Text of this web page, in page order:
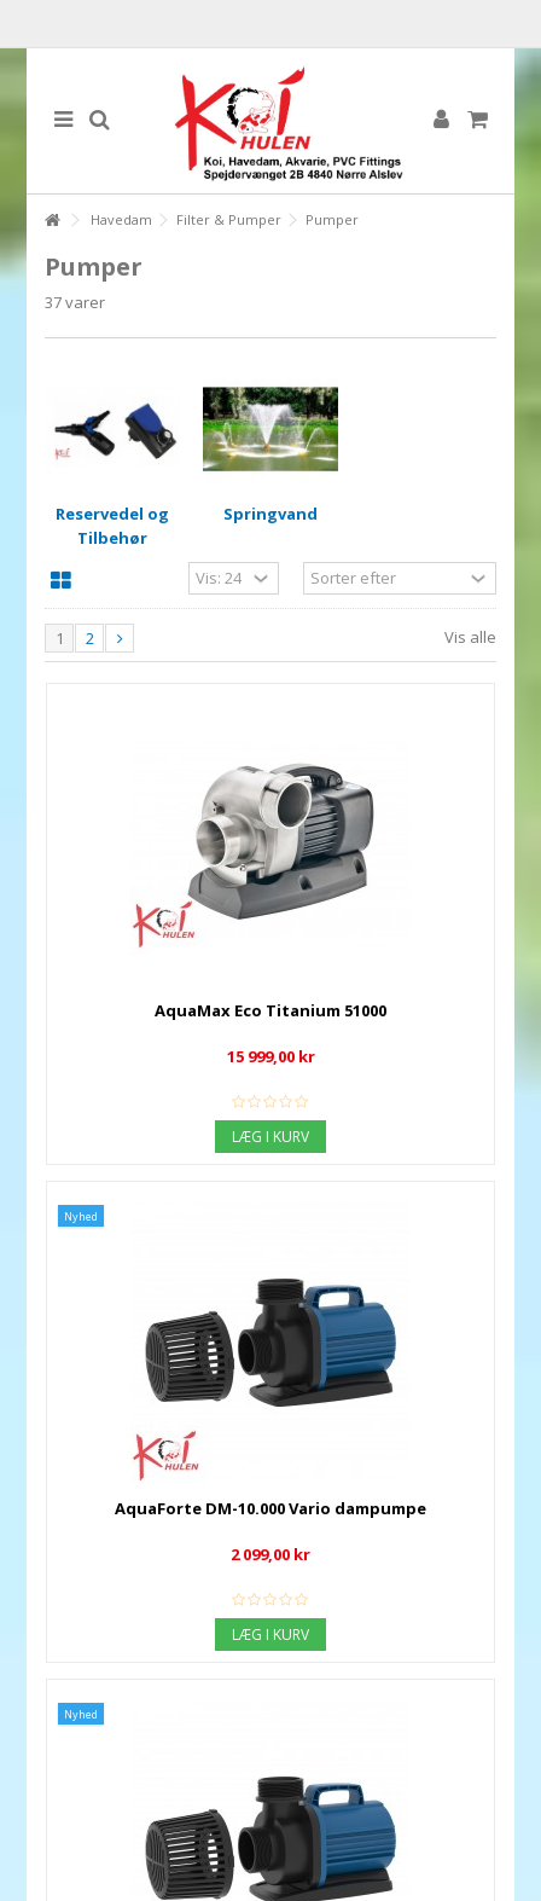
Havedam Filter & Pumper Pumper
Pumper
37 varer
Reservedel og
Tilbehør
Springvand
Vis alle
1 2
AquaMax Eco Titanium 51000
15 999,00 kr
LÆG I KURV
Nyhed
AquaForte DM-10.000 Vario dampumpe
2 099,00 kr
LÆG I KURV
Nyhed